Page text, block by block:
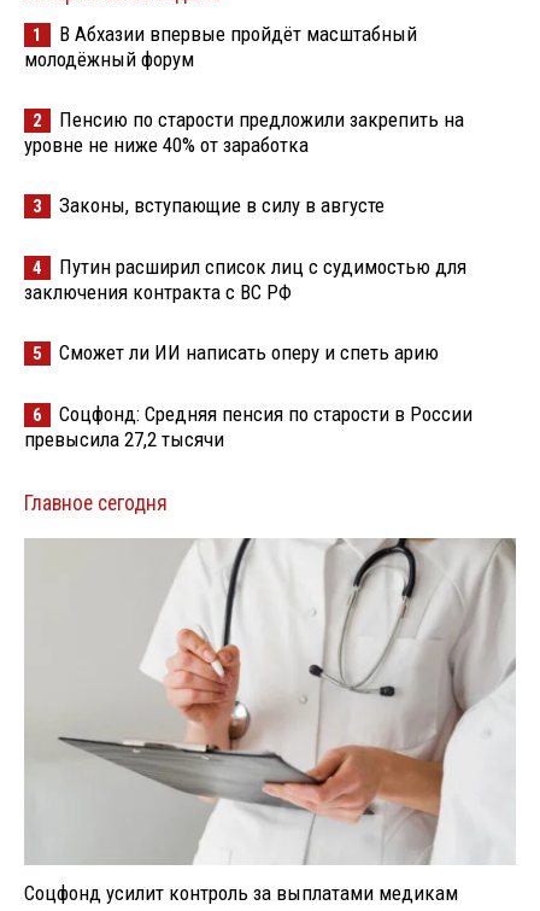
1
В Абхазии впервые пройдёт масштабный
молодёжный форум
2
Пенсию по старости предложили закрепить на
уровне не ниже 40% от заработка
3 Законы, вступающие в силу в августе
4
Путин расширил список лиц с судимостью для
заключения контракта с ВС РФ
5 Сможет ли ИИ написать оперу и спеть арию
6
Соцфонд: Средняя пенсия по старости в России
превысила 27,2 тысячи
Главное сегодня
Соцфонд усилит контроль за выплатами медикам